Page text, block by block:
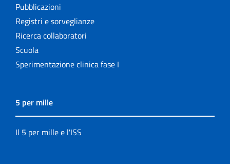
Settore Attività Editoriali
Strumenti di riferimento
The NECOBELAC project
Pubblicazioni
Registri e sorveglianze
Ricerca collaboratori
Scuola
Sperimentazione clinica fase I
5 per mille
Il 5 per mille e l'ISS